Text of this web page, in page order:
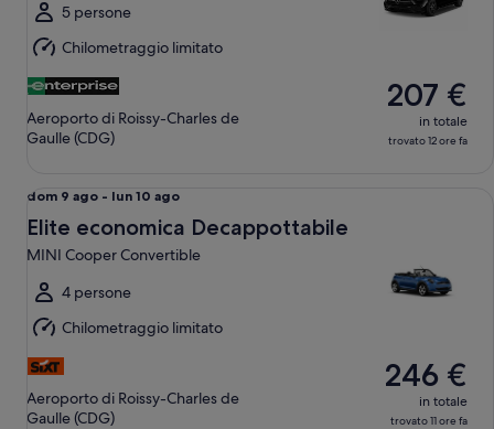
mer
12
ago
5 persone
Chilometraggio limitato
Aeroporto di Roissy-Charles de
Gaulle (CDG)
207 €
in totale
trovato 12 ore fa
Da
dom
9
ago
lun
10
ago
dom 9 ago - lun 10 ago
Elite economica Decappottabile
MINI Cooper Convertible
4 persone
Chilometraggio limitato
Aeroporto di Roissy-Charles de
Gaulle (CDG)
246 €
in totale
trovato 11 ore fa